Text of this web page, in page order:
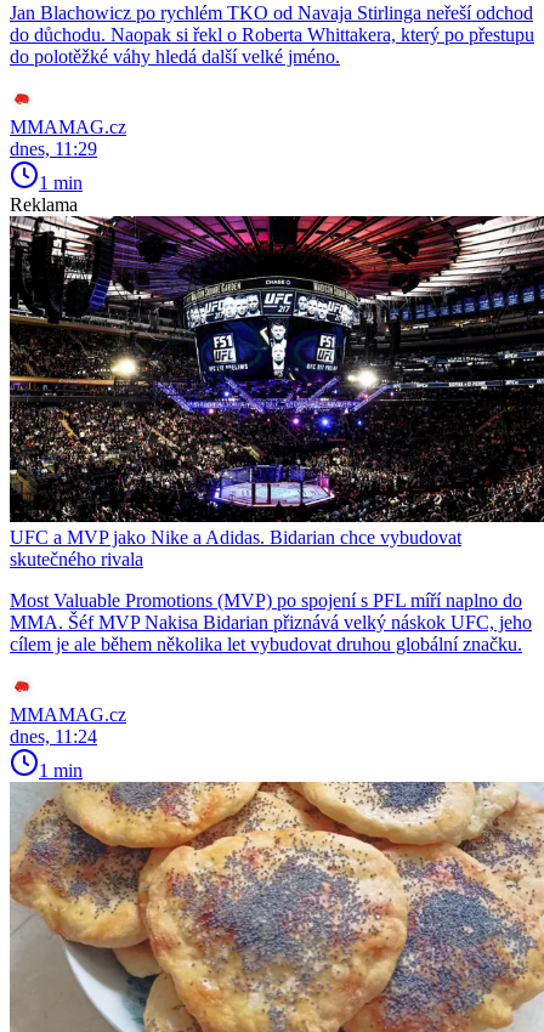
Jan Blachowicz po rychlém TKO od Navaja Stirlinga neřeší odchod
do důchodu. Naopak si řekl o Roberta Whittakera, který po přestupu
do polotěžké váhy hledá další velké jméno.
MMAMAG.cz
dnes, 11:29
1 min
Reklama
UFC a MVP jako Nike a Adidas. Bidarian chce vybudovat
skutečného rivala
Most Valuable Promotions (MVP) po spojení s PFL míří naplno do
MMA. Šéf MVP Nakisa Bidarian přiznává velký náskok UFC, jeho
cílem je ale během několika let vybudovat druhou globální značku.
MMAMAG.cz
dnes, 11:24
1 min